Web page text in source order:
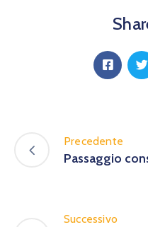
Precedente
Passaggio
Successivo